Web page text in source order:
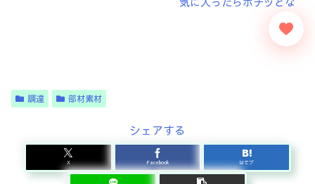
調達 部材素材
シェアする
X Facebook はてブ